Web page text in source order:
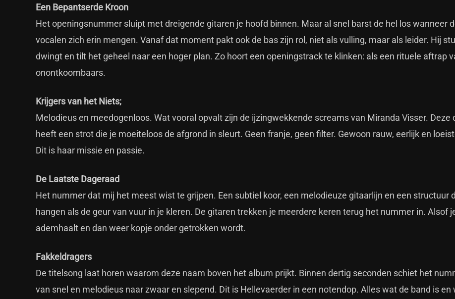
Een Bepantserde Kroon
Het openingsnummer sluipt met dreigende gitaren je hoofd binnen. Maar al snel barst de hel los wanneer
vocalen zich erin mengen. Vanaf dat moment pakt ook de bas zijn rol, niet als vulling, maar als leider. Hij
dwingt en tilt het geheel naar een hoger plan. Zo hoort een openingstrack te klinken: als een rituele aftrap
onontkoombaars.
Krijgers van het Niets;
Melodieus en meedogenloos. Wat vooral opvalt zijn de ijzingwekkende screams van Miranda Visser. Deze
heeft een strot die je moeiteloos de afgrond in sleurt. Geen franje, geen filter. Gewoon rauw, eerlijk en
Dit is haar missie en passie.
De Laatste Dageraad
Het nummer dat mij het meest wist te grijpen. Een subtiel koor, een melodieuze gitaarlijn en een structuur
hangen als de geur van vuur in je kleren. De gitaren trekken je meerdere keren terug het nummer in. Alsof
ademhaalt en dan weer kopje onder getrokken wordt.
Fakkeldragers
De titelsong laat horen waarom deze naam boven het album prijkt. Binnen dertig seconden schiet het
van snel en melodieus naar zwaar en slepend. Dit is Hellevaerder in een notendop. Alles wat de band is en